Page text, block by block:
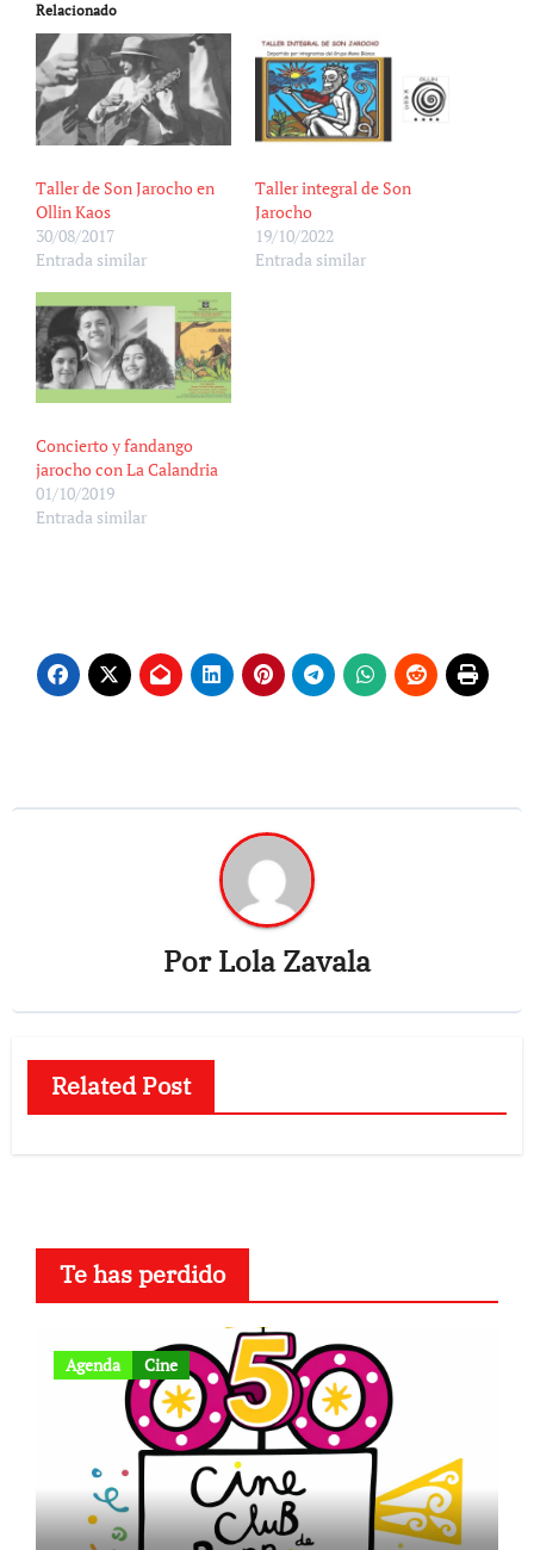
Relacionado
Taller de Son Jarocho en
Ollin Kaos
30/08/2017
Entrada similar
Taller integral de Son
Jarocho
19/10/2022
Entrada similar
Concierto y fandango
jarocho con La Calandria
01/10/2019
Entrada similar
PorLola Zavala
Related Post
Te has perdido
Agenda Cine